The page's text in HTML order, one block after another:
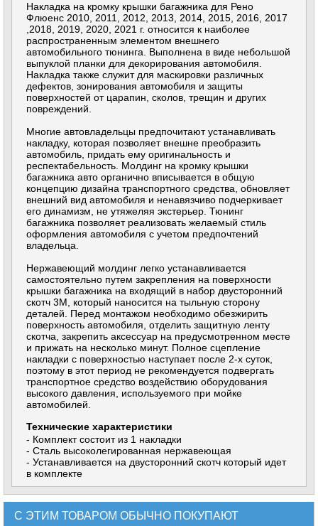
Накладка на кромку крышки багажника для Рено
Флюенс 2010, 2011, 2012, 2013, 2014, 2015, 2016, 2017
,2018, 2019, 2020, 2021 г. относится к наиболее
распространенным элементом внешнего
автомобильного тюнинга. Выполнена в виде небольшой
выпуклой планки для декорирования автомобиля.
Накладка также служит для маскировки различных
дефектов, зонирования автомобиля и защиты
поверхностей от царапин, сколов, трещин и других
повреждений.
Многие автовладельцы предпочитают устанавливать
накладку, которая позволяет внешне преобразить
автомобиль, придать ему оригинальность и
респектабельность. Молдинг на кромку крышки
багажника авто органично вписывается в общую
концепцию дизайна транспортного средства, обновляет
внешний вид автомобиля и ненавязчиво подчеркивает
его динамизм, не утяжеляя экстерьер. Тюнинг
багажника позволяет реализовать желаемый стиль
оформления автомобиля с учетом предпочтений
владельца.
Нержавеющий молдинг легко устанавливается
самостоятельно путем закрепления на поверхности
крышки багажника на входящий в набор двусторонний
скотч 3М, который наносится на тыльную сторону
деталей. Перед монтажом необходимо обезжирить
поверхность автомобиля, отделить защитную ленту
скотча, закрепить аксессуар на предусмотренном месте
и прижать на несколько минут. Полное сцепление
накладки с поверхностью наступает после 2-х суток,
поэтому в этот период не рекомендуется подвергать
транспортное средство воздействию оборудования
высокого давления, используемого при мойке
автомобилей.
Технические характеристики
- Комплект состоит из 1 накладки
- Сталь высоколегированная нержавеющая
- Устанавливается на двусторонний скотч который идет
в комплекте
С ЭТИМ ТОВАРОМ ОБЫЧНО ПОКУПАЮТ